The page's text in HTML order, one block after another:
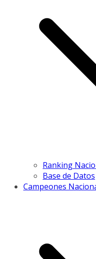
Ranking
Base de Datos
Campeones